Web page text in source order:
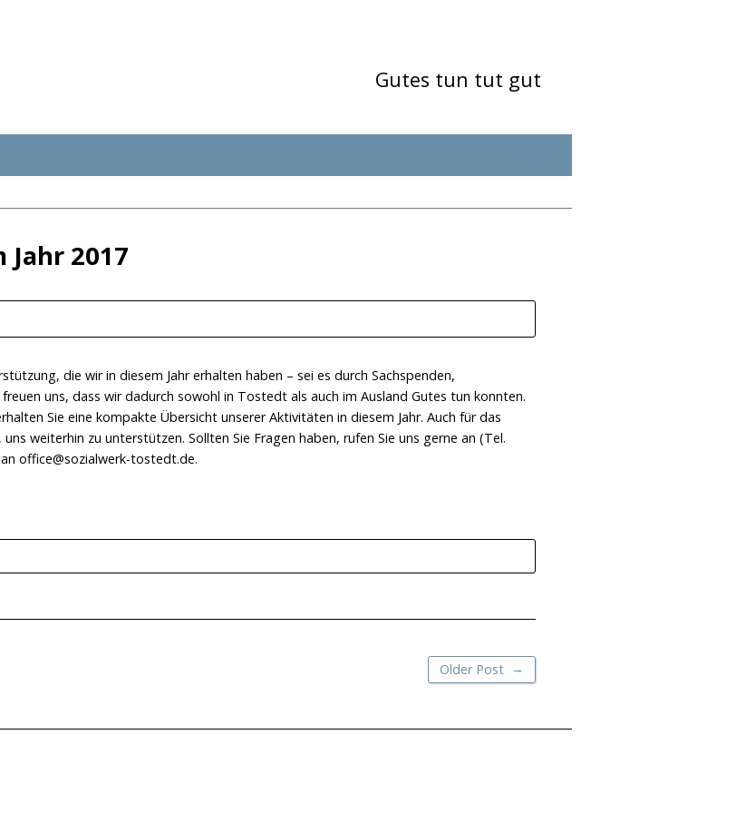
Gutes tun tut gut
2017
die wir in diesem Jahr erhalten haben – sei es durch Sachspenden,
uns, dass wir dadurch sowohl in Tostedt als auch im Ausland Gutes tun konnten.
Sie eine kompakte Übersicht unserer Aktivitäten in diesem Jahr. Auch für das
weiterhin zu unterstützen. Sollten Sie Fragen haben, rufen Sie uns gerne an (Tel.
office@sozialwerk-tostedt.de.
Older Post →